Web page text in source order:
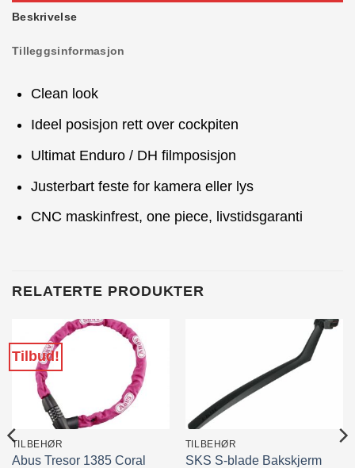
Beskrivelse
Tilleggsinformasjon
Clean look
Ideel posisjon rett over cockpiten
Ultimat Enduro / DH filmposisjon
Justerbart feste for kamera eller lys
CNC maskinfrest, one piece, livstidsgaranti
RELATERTE PRODUKTER
Tilbud!
TILBEHØR
Abus Tresor 1385 Coral
TILBEHØR
SKS S-blade Bakskjerm